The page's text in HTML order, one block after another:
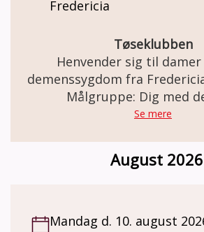
Fredericia
Tøseklubben
Henvender sig til damer
demenssygdom fra Fredericia. Her kan
møde ligesindede og blive
naturen, tage på cafebesøg,
Målgruppe: Dig med
Se mere
August 2026
Mandag d. 10. august